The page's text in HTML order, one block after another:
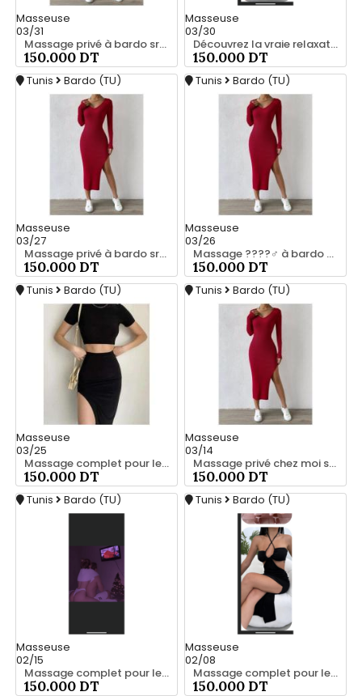
Masseuse
03/31
Massage privé à bardo srd 55066248
150.000 DT
Masseuse
03/30
Découvrez la vraie relaxation pour les hommes srd à bardo 20466285
150.000 DT
Tunis Bardo (TU)
Masseuse
03/27
Massage privé à bardo srd 20466285
150.000 DT
Tunis Bardo (TU)
Masseuse
03/26
Massage ????‍♂️ à bardo srd chez moi 55066248
150.000 DT
Tunis Bardo (TU)
Masseuse
03/25
Massage complet pour les hommes srd 20466285
150.000 DT
Tunis Bardo (TU)
Masseuse
03/14
Massage privé chez moi srd 55066248
150.000 DT
Tunis Bardo (TU)
Masseuse
02/15
Massage complet pour les hommes srd à bardo 55066248
150.000 DT
Tunis Bardo (TU)
Masseuse
02/08
Massage complet pour les hommes srd 55066248
150.000 DT